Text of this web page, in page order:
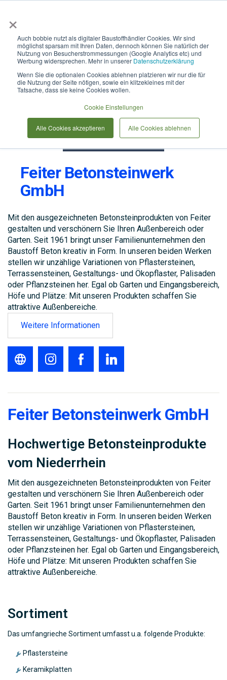
×
Auch bobbie nutzt als digitaler Baustoffhändler Cookies. Wir sind
möglichst sparsam mit Ihren Daten, dennoch können Sie natürlich der
Nutzung von Besucherstrommessungen (Google Analytics etc) und
Werbung widersprechen. Mehr in unserer Datenschutzerklärung
Wenn Sie die optionalen Cookies ablehnen platzieren wir nur die für
die Nutzung der Seite nötigen, sowie ein klitzekleines mit der
Tatsache, dass sie keine Cookies wollen.
Cookie Einstellungen
Alle Cookies akzeptieren Alle Cookies ablehnen
Feiter Betonsteinwerk
GmbH
Mit den ausgezeichneten Betonsteinprodukten von Feiter
gestalten und verschönern Sie Ihren Außenbereich oder
Garten. Seit 1961 bringt unser Familienunternehmen den
Baustoff Beton kreativ in Form. In unseren beiden Werken
stellen wir unzählige Variationen von Pflastersteinen,
Terrassensteinen, Gestaltungs- und Ökopflaster, Palisaden
oder Pflanzsteinen her. Egal ob Garten und Eingangsbereich,
Höfe und Plätze: Mit unseren Produkten schaffen Sie
attraktive Außenbereiche.
Weitere Informationen
Feiter Betonsteinwerk GmbH
Hochwertige Betonsteinprodukte
vom Niederrhein
Mit den ausgezeichneten Betonsteinprodukten von Feiter
gestalten und verschönern Sie Ihren Außenbereich oder
Garten. Seit 1961 bringt unser Familienunternehmen den
Baustoff Beton kreativ in Form. In unseren beiden Werken
stellen wir unzählige Variationen von Pflastersteinen,
Terrassensteinen, Gestaltungs- und Ökopflaster, Palisaden
oder Pflanzsteinen her. Egal ob Garten und Eingangsbereich,
Höfe und Plätze: Mit unseren Produkten schaffen Sie
attraktive Außenbereiche.
Sortiment
Das umfangrieche Sortiment umfasst u.a. folgende Produkte:
Pflastersteine
Keramikplatten